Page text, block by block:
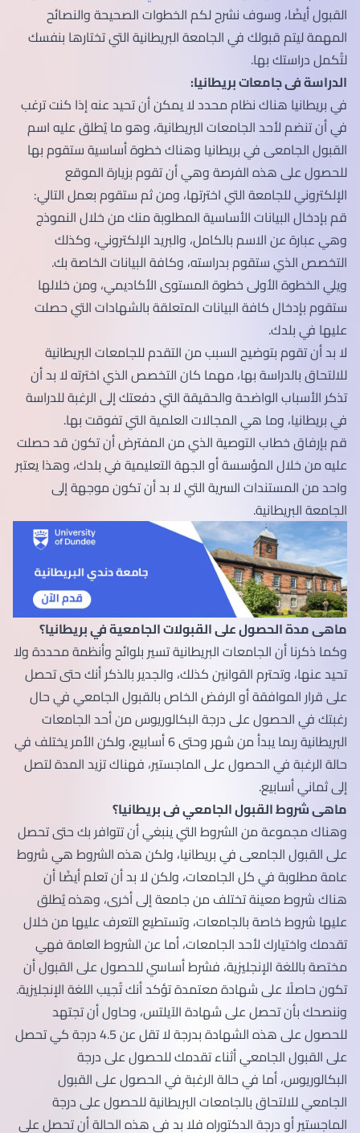
القبول أيضًا، وسوف نشرح لكم الخطوات الصحيحة والنصائح
المهمة ليتم قبولك في الجامعة البريطانية التي تختارها بنفسك
لتُكمل دراستك بها.
الدراسة فى جامعات بريطانيا:
في بريطانيا هناك نظام محدد لا يمكن أن تحيد عنه إذا كنت ترغب
في أن تنضم لأحد الجامعات البريطانية، وهو ما يُطلق عليه اسم
القبول الجامعى في بريطانيا وهناك خطوة أساسية ستقوم بها
للحصول على هذه الفرصة وهي أن تقوم بزيارة الموقع
الإلكتروني للجامعة التي اخترتها، ومن ثم ستقوم بعمل التالي:
قم بإدخال البيانات الأساسية المطلوبة منك من خلال النموذج
وهي عبارة عن الاسم بالكامل، والبريد الإلكتروني، وكذلك
التخصص الذي ستقوم بدراسته، وكافة البيانات الخاصة بك.
ويلي الخطوة الأولى خطوة المستوى الأكاديمي، ومن خلالها
ستقوم بإدخال كافة البيانات المتعلقة بالشهادات التي حصلت
عليها في بلدك.
لا بد أن تقوم بتوضيح السبب من التقدم للجامعات البريطانية
للالتحاق بالدراسة بها، مهما كان التخصص الذي اخترته لا بد أن
تذكر الأسباب الواضحة والحقيقة التي دفعتك إلى الرغبة للدراسة
في بريطانيا، وما هي المجالات العلمية التي تفوقت بها.
قم بإرفاق خطاب التوصية الذي من المفترض أن تكون قد حصلت
عليه من خلال المؤسسة أو الجهة التعليمية في بلدك، وهذا يعتبر
واحد من المستندات السرية التي لا بد أن تكون موجهة إلى
الجامعة البريطانية.
ماهى مدة الحصول على القبولات الجامعية في بريطانيا؟
وكما ذكرنا أن الجامعات البريطانية تسير بلوائح وأنظمة محددة ولا
تحيد عنها، وتحترم القوانين كذلك، والجدير بالذكر أنك حتى تحصل
على قرار الموافقة أو الرفض الخاص بالقبول الجامعي في حال
رغبتك في الحصول على درجة البكالوريوس من أحد الجامعات
البريطانية ربما يبدأ من شهر وحتى 6 أسابيع، ولكن الأمر يختلف في
حالة الرغبة في الحصول على الماجستير، فهناك تزيد المدة لتصل
إلى ثماني أسابيع.
ماهى شروط القبول الجامعي فى بريطانيا؟
وهناك مجموعة من الشروط التي ينبغي أن تتوافر بك حتى تحصل
على القبول الجامعى في بريطانيا، ولكن هذه الشروط هي شروط
عامة مطلوبة في كل الجامعات، ولكن لا بد أن تعلم أيضًا أن
هناك شروط معينة تختلف من جامعة إلى أخرى، وهذه يُطلق
عليها شروط خاصة بالجامعات، وتستطيع التعرف عليها من خلال
تقدمك واختيارك لأحد الجامعات، أما عن الشروط العامة فهي
مختصة باللغة الإنجليزية، فشرط أساسي للحصول على القبول أن
تكون حاصلًا على شهادة معتمدة تؤكد أنك تُجيب اللغة الإنجليزية.
وننصحك بأن تحصل على شهادة الآيلتس، وحاول أن تجتهد
للحصول على هذه الشهادة بدرجة لا تقل عن 4.5 درجة كي تحصل
على القبول الجامعي أثناء تقدمك للحصول على درجة
البكالوريوس، أما في حالة الرغبة في الحصول على القبول
الجامعي للالتحاق بالجامعات البريطانية للحصول على درجة
الماجستير أو درجة الدكتوراه فلا بد في هذه الحالة أن تحصل على